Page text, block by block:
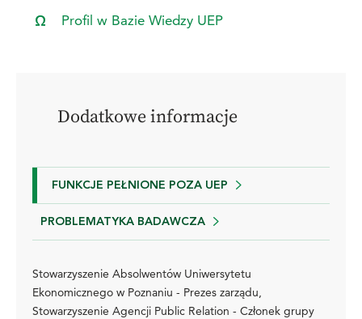
Profil w Bazie Wiedzy UEP
Dodatkowe informacje
FUNKCJE PEŁNIONE POZA UEP
PROBLEMATYKA BADAWCZA
Stowarzyszenie Absolwentów Uniwersytetu
Ekonomicznego w Poznaniu - Prezes zarządu,
Stowarzyszenie Agencji Public Relation - Członek grupy